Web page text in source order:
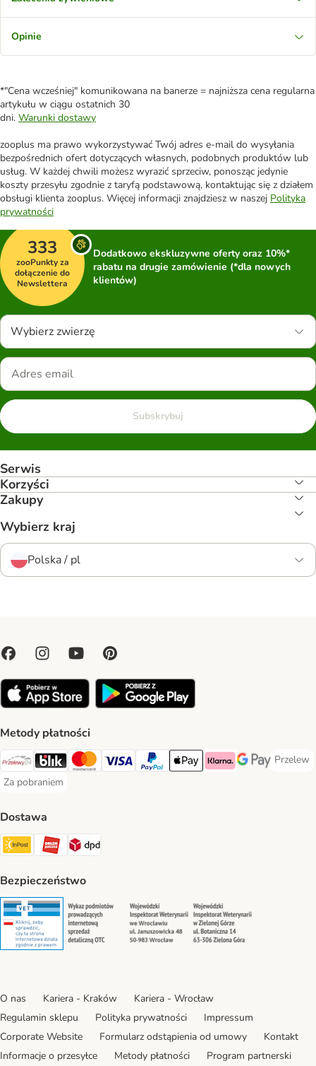
Opinie
*"Cena wcześniej" komunikowana na banerze = najniższa cena regularna
artykułu w ciągu ostatnich 30
dni. Warunki dostawy
zooplus ma prawo wykorzystywać Twój adres e-mail do wysyłania
bezpośrednich ofert dotyczących własnych, podobnych produktów lub
usług. W każdej chwili możesz wyrazić sprzeciw, ponosząc jedynie
koszty przesyłu zgodnie z taryfą podstawową, kontaktując się z działem
obsługi klienta zooplus. Więcej informacji znajdziesz w naszej Polityka
prywatności
333
zooPunkty za
dołączenie do
Newslettera
Dodatkowo ekskluzywne oferty oraz 10%*
rabatu na drugie zamówienie (*dla nowych
klientów)
Wybierz zwierzę
Subskrybuj
Serwis
Korzyści
Zakupy
Wybierz kraj
Polska / pl
Metody płatności
Przelewy24 Payment Method
Blik Payment Method
MasterCard Payment Method
Visa Payment Method
PayPal Payment Method
Apple Pay Payment Method
Klarna Payment Method
Google Pay
Przelew
Przelew
Za pobraniem
Za pobraniem Payment Method
Dostawa
Paczkomat® Shipping Method
ORLEN Paczka Shipping Method
DPD Shipping Method
Bezpieczeństwo
Security Security Security
O nas Kariera - Kraków
Kariera - Wrocław
Regulamin sklepu
Polityka prywatności
Impressum
Corporate Website
Formularz odstąpienia od umowy
Kontakt
Informacje o przesyłce
Metody płatności Program partnerski